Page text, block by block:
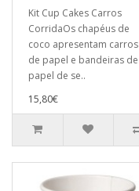
Kit Cup Cakes Carros
CorridaOs chapéus de
coco apresentam carros
de papel e bandeiras de
papel de se..
15,80€